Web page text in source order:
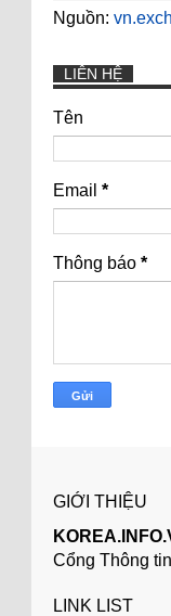
Nguồn:
LIÊN HỆ
Tên
Email *
Thông báo *
GIỚI THIỆU
Cổng Thông
LINK LIST